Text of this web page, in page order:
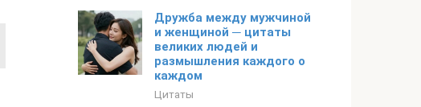
Дружба между мужчиной
и женщиной ─ цитаты
великих людей и
размышления каждого о
каждом
Цитаты